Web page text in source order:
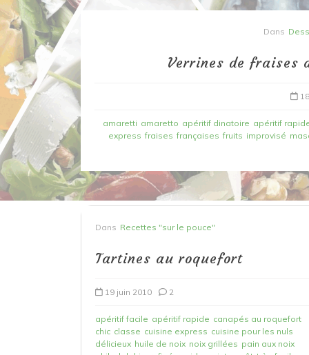
Dans
Verrines de fraises
amaretti amaretto apéritif dinatoire apéritif
express fraises françaises fruits improvisé
Dans Recettes "sur le pouce"
Tartines au roquefort
19 juin 2010 2
apéritif facile apéritif rapide canapés au roquefort
chic classe cuisine express cuisine pour les nuls
délicieux huile de noix noix grillées pain aux noix
fondue de poireau à
et tuile épicée
6 mars 2020 0